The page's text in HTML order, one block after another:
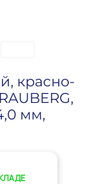
красно-
мм,